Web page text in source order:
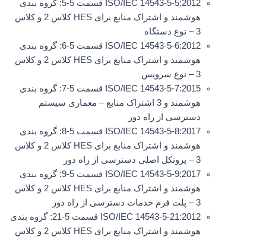
ISO/IEC 14543-5-5:2012 قسمت 5-5: گروه بندی
هوشمند و اشتراک منابع برای HES کلاس 2 و کلاس
3 – نوع دستگاه
ISO/IEC 14543-5-6:2012 قسمت 5-6: گروه بندی
هوشمند و اشتراک منابع برای HES کلاس 2 و کلاس
3 – نوع سرویس
ISO/IEC 14543-5-7:2015 قسمت 5-7: گروه بندی
هوشمند و 3 اشتراک منابع – معماری سیستم
دسترسی از راه دور
ISO/IEC 14543-5-8:2017 قسمت 5-8: گروه بندی
هوشمند و اشتراک منابع برای HES کلاس 2 و کلاس
3 – پروتکل اصلی دسترسی از راه دور
ISO/IEC 14543-5-9:2017 قسمت 5-9: گروه بندی
هوشمند و اشتراک منابع برای HES کلاس 2 و کلاس
3 – پلت فرم خدمات دسترسی از راه دور
ISO/IEC 14543-5-21:2012 قسمت 5-21: گروه بندی
هوشمند و اشتراک منابع برای HES کلاس 2 و کلاس